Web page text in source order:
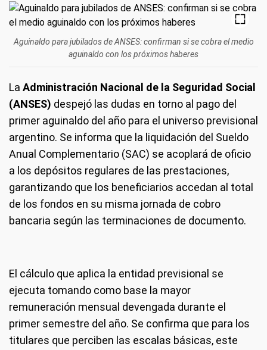
Aguinaldo para jubilados de ANSES: confirman si se cobra el medio
aguinaldo con los próximos haberes
La Administración Nacional de la Seguridad Social
(ANSES) despejó las dudas en torno al pago del
primer aguinaldo del año para el universo previsional
argentino. Se informa que la liquidación del Sueldo
Anual Complementario (SAC) se acoplará de oficio
a los depósitos regulares de las prestaciones,
garantizando que los beneficiarios accedan al total
de los fondos en su misma jornada de cobro
bancaria según las terminaciones de documento.
El cálculo que aplica la entidad previsional se
ejecuta tomando como base la mayor
remuneración mensual devengada durante el
primer semestre del año. Se confirma que para los
titulares que perciben las escalas básicas, este